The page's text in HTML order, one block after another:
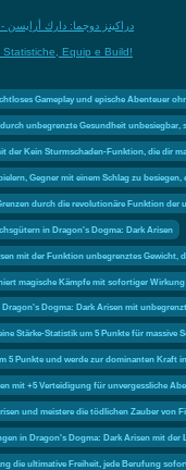
دراكينز دوجما: دارك أرايسن
Equip e Build!
Gameplay und epische Abenteuer
unbegrenzte Gesundheit
der Kein Sturmschaden-Funktion, die dir
Gegner mit einem Schlag zu
durch die revolutionäre Funktion
in Dragon's Dogma: Dark Arisen
mit der Funktion unbegrenztes
magische Kämpfe mit sofortiger
Dogma: Dark Arisen mit
Stärke-Statistik um 5 Punkte für
5 Punkte und werde zur dominanten Kraft
mit +5 Verteidigung für unvergessliche
und meistere die tödlichen Zauber von
in Dragon's Dogma: Dark Arisen mit der
die ultimative Freiheit, jede Berufung